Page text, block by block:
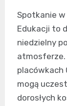
Spotkanie
Edukacji to
niedzielny
atmosferze.
placówkach
mogą
dorosłych